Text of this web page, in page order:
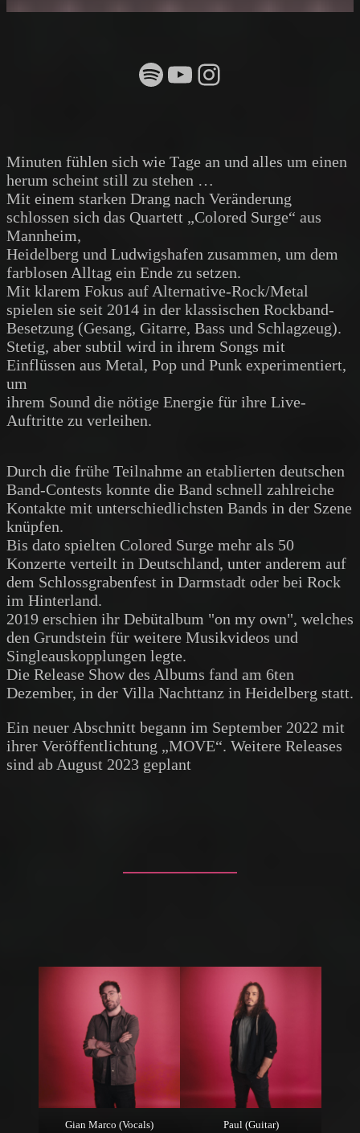
Spotify
YouTube
Instagram
Minuten fühlen sich wie Tage an und alles um einen
herum scheint still zu stehen …
Mit einem starken Drang nach Veränderung
schlossen sich das Quartett „Colored Surge“ aus
Mannheim,
Heidelberg und Ludwigshafen zusammen, um dem
farblosen Alltag ein Ende zu setzen.
Mit klarem Fokus auf Alternative-Rock/Metal
spielen sie seit 2014 in der klassischen Rockband-
Besetzung (Gesang, Gitarre, Bass und Schlagzeug).
Stetig, aber subtil wird in ihrem Songs mit
Einflüssen aus Metal, Pop und Punk experimentiert,
um
ihrem Sound die nötige Energie für ihre Live-
Auftritte zu verleihen.
Durch die frühe Teilnahme an etablierten deutschen
Band-Contests konnte die Band schnell zahlreiche
Kontakte mit unterschiedlichsten Bands in der Szene
knüpfen.
Bis dato spielten Colored Surge mehr als 50
Konzerte verteilt in Deutschland, unter anderem auf
dem Schlossgrabenfest in Darmstadt oder bei Rock
im Hinterland.
2019 erschien ihr Debütalbum "on my own", welches
den Grundstein für weitere Musikvideos und
Singleauskopplungen legte.
Die Release Show des Albums fand am 6ten
Dezember, in der Villa Nachttanz in Heidelberg statt.
Ein neuer Abschnitt begann im September 2022 mit
ihrer Veröffentlichtung „MOVE“. Weitere Releases
sind ab August 2023 geplant
Gian Marco (Vocals) Paul (Guitar)